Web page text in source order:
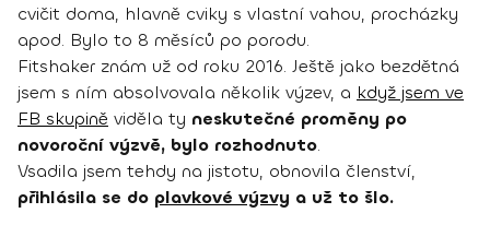
cvičit doma, hlavně cviky s vlastní vahou, procházky
apod. Bylo to 8 měsíců po porodu.
Fitshaker znám už od roku 2016. Ještě jako bezdětná
jsem s ním absolvovala několik výzev, a když jsem ve
FB skupině viděla ty neskutečné proměny po
novoroční výzvě, bylo rozhodnuto.
Vsadila jsem tehdy na jistotu, obnovila členství,
přihlásila se do plavkové výzvy a už to šlo.